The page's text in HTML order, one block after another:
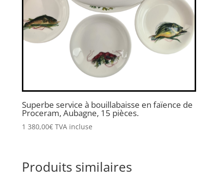
Superbe service à bouillabaisse en faïence de
Proceram, Aubagne, 15 pièces.
1 380,00€ TVA incluse
Produits similaires